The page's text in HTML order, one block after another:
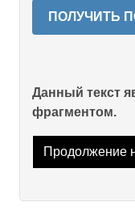
ПОЛУЧИТЬ
Данный текст
фрагментом.
Продолжение